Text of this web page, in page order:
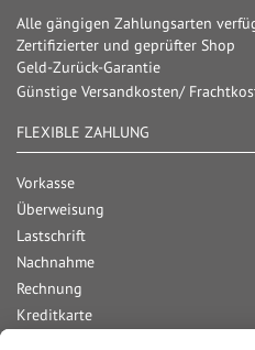
Alle gängigen Zahlungsarten
Zertifizierter und geprüfter Shop
Geld-Zurück-Garantie
Günstige Versandkosten/
FLEXIBLE ZAHLUNG
Vorkasse
Überweisung
Lastschrift
Nachnahme
Rechnung
Kreditkarte